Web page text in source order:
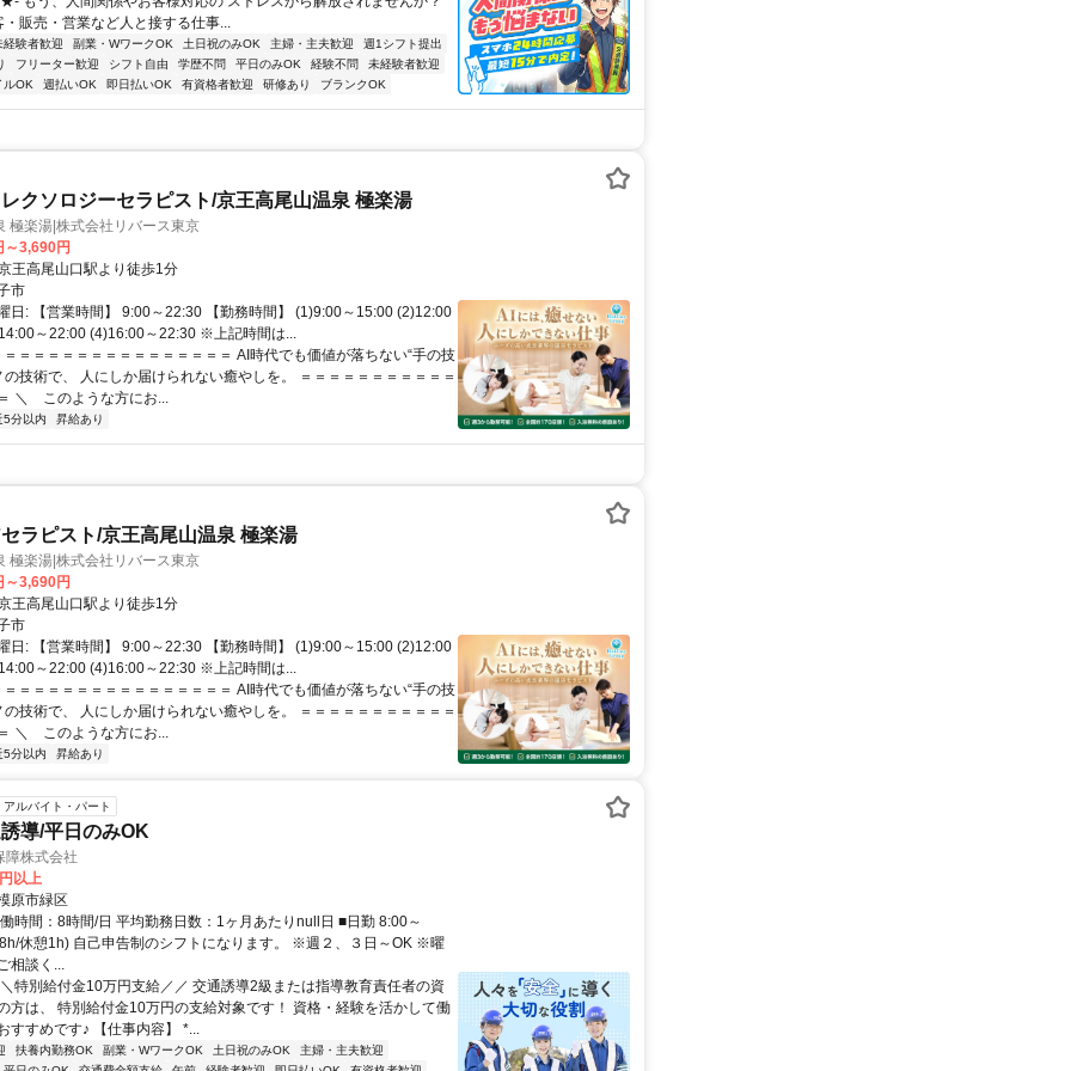
販売・営業など人と接する仕事...
経験者歓迎 副業・WワークOK 土日祝のみOK 主婦・主夫歓迎
週1シフト提出
フリーター歓迎 シフト自由 学歴不問 平日のみOK 経験不問
未経験者歓迎
ルOK
週払いOK 即日払いOK 有資格者歓迎 研修あり ブランクOK
クソロジーセラピスト/京王高尾山温泉 極楽湯
極楽湯|株式会社リバース東京
3,690円
セス: ●京王高尾山口駅より徒歩1分
市
日: 【営業時間】 9:00～22:30 【勤務時間】 (1)9:00～15:00 (2)12:00
～22:00 (4)16:00～22:30 ※上記時間は...
＝＝＝＝＝＝＝＝＝＝＝＝＝＝＝ AI時代でも価値が落ちない“手の技
の技術で、 人にしか届けられない癒やしを。 ＝＝＝＝＝＝＝＝＝＝＝
＼ このような方にお...
5分以内 昇給あり
ラピスト/京王高尾山温泉 極楽湯
極楽湯|株式会社リバース東京
3,690円
セス: ●京王高尾山口駅より徒歩1分
市
日: 【営業時間】 9:00～22:30 【勤務時間】 (1)9:00～15:00 (2)12:00
～22:00 (4)16:00～22:30 ※上記時間は...
＝＝＝＝＝＝＝＝＝＝＝＝＝＝＝ AI時代でも価値が落ちない“手の技
の技術で、 人にしか届けられない癒やしを。 ＝＝＝＝＝＝＝＝＝＝＝
＼ このような方にお...
5分以内 昇給あり
アルバイト・パート
導/平日のみOK
障株式会社
以上
原市緑区
時間：8時間/日 平均勤務日数：1ヶ月あたりnull日 ■日勤 8:00～
休憩1h) 自己申告制のシフトになります。 ※週２、３日～OK ※曜
相談く...
特別給付金10万円支給／／ 交通誘導2級または指導教育責任者の資
方は、 特別給付金10万円の支給対象です！ 資格・経験を活かして働
すすめです♪ 【仕事内容】 *...
扶養内勤務OK 副業・WワークOK 土日祝のみOK
主婦・主夫歓迎